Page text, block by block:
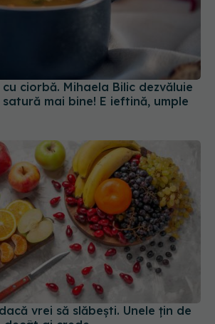
cu ciorbă. Mihaela Bilic dezvăluie
mai bine! E ieftină, umple
vrei să slăbești. Unele țin de